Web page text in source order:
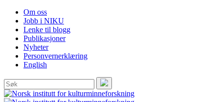
Om oss
Jobb i NIKU
Lenke til blogg
Publikasjoner
Nyheter
Personvernerklæring
English
Søk
etter:
Søk